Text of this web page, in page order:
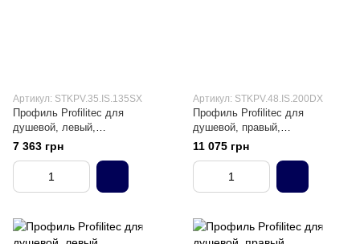
Артикул: STKPV.35.IS.135SX
Профиль Profilitec для
душевой, левый,
нержавеющая сталь, 1,35 м
7 363 грн
Артикул: STKPV.48.IS.200DX
Профиль Profilitec для
душевой, правый,
нержавеющая сталь, 2 м
11 075 грн